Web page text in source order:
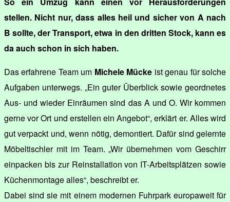
stellen. Nicht nur, dass alles heil und sicher von A nach
B sollte, der Transport, etwa in den dritten Stock, kann es
da auch schon in sich haben.
Das erfahrene Team um Michele Mücke ist genau für solche
Aufgaben unterwegs. „Ein guter Überblick sowie geordnetes
Aus- und wieder Einräumen sind das A und O. Wir kommen
gerne vor Ort und erstellen ein Angebot“, erklärt er. Alles wird
gut verpackt und, wenn nötig, demontiert. Dafür sind gelernte
Möbeltischler mit im Team. „Wir übernehmen vom Geschirr
einpacken bis zur Reinstallation von IT-Arbeitsplätzen sowie
Küchenmontage alles“, beschreibt er.
Dabei sind sie mit einem modernen Fuhrpark europaweit für